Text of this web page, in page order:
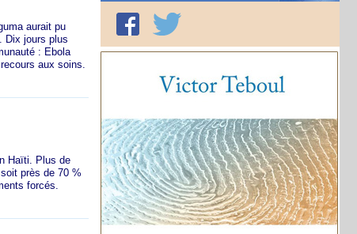
aurait pu
Dix jours plus
: Ebola
aux soins.
Haïti. Plus de
près de 70 %
forcés.